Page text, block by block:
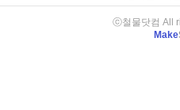
ⓒ철물닷컴 All
Make